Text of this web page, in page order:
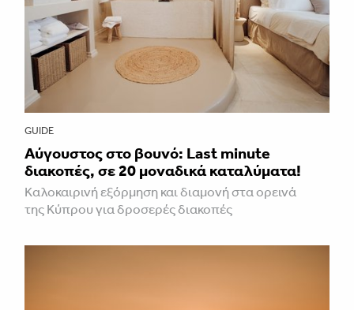
GUIDE
Aύγουστος στο βουνό: Last minute
διακοπές, σε 20 μοναδικά καταλύματα!
Καλοκαιρινή εξόρμηση και διαμονή στα ορεινά
της Κύπρου για δροσερές διακοπές